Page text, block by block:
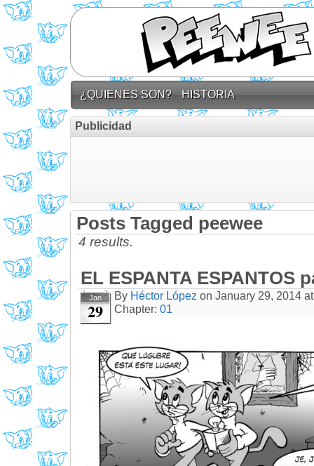
¿QUIENES SON? HISTORIA
Publicidad
Posts Tagged peewee
4 results.
EL ESPANTA ESPANTOS
Jan
29
By Héctor López on January 29, 2014
Chapter: 01